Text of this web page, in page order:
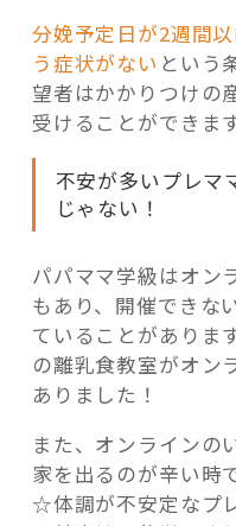
分娩予定日が2週間
う症状がない という
望者はかかりつけの
受けることができま
不安が多いプレマ
じゃない！
パパママ学級はオン
もあり、開催できな
ていることがありま
の離乳食教室がオン
ありました！
また、オンラインの
家を出るのが辛い時
☆体調が不安定なプ